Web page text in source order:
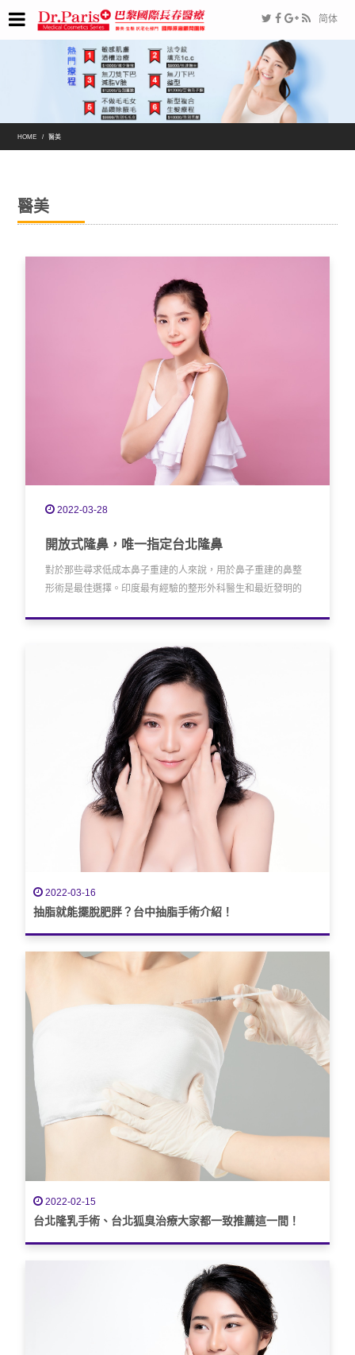
简体
HOME 醫美
醫美
2022-03-28
開放式隆鼻，唯一指定台北隆鼻
對於那些尋求低成本鼻子重建的人來說，用於鼻子重建的鼻整
形術是最佳選擇。印度最有經驗的整形外科醫生和最近發明的
院的隆鼻治療費用相比，印度整容醫院的隆鼻手術費用要低得
多。印度的隆鼻醫療中心位於台北隆鼻德里、海得拉巴、班加
羅爾、孟買和欽奈，為海外患者在印度的隆鼻舒適治療提供了
很好的隆鼻幫助。
2022-03-16
抽脂就能擺脫肥胖？台中抽脂手術介紹！
2022-02-15
台北隆乳手術、台北狐臭治療大家都一致推薦這一間！